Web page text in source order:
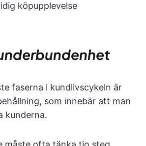
köpupplevelse
faserna i kundlivscykeln är
som innebär att man
kunderna.